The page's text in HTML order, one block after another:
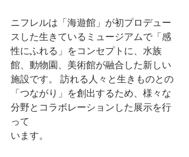
ニフレルは「海遊館」が初プロデュー
スした生きているミュージアムで「感
性にふれる」をコンセプトに、水族
館、動物園、美術館が融合した新しい
施設です。 訪れる人々と生きものとの
「つながり」を創出するため、様々な
分野とコラボレーションした展示を行
って
います。